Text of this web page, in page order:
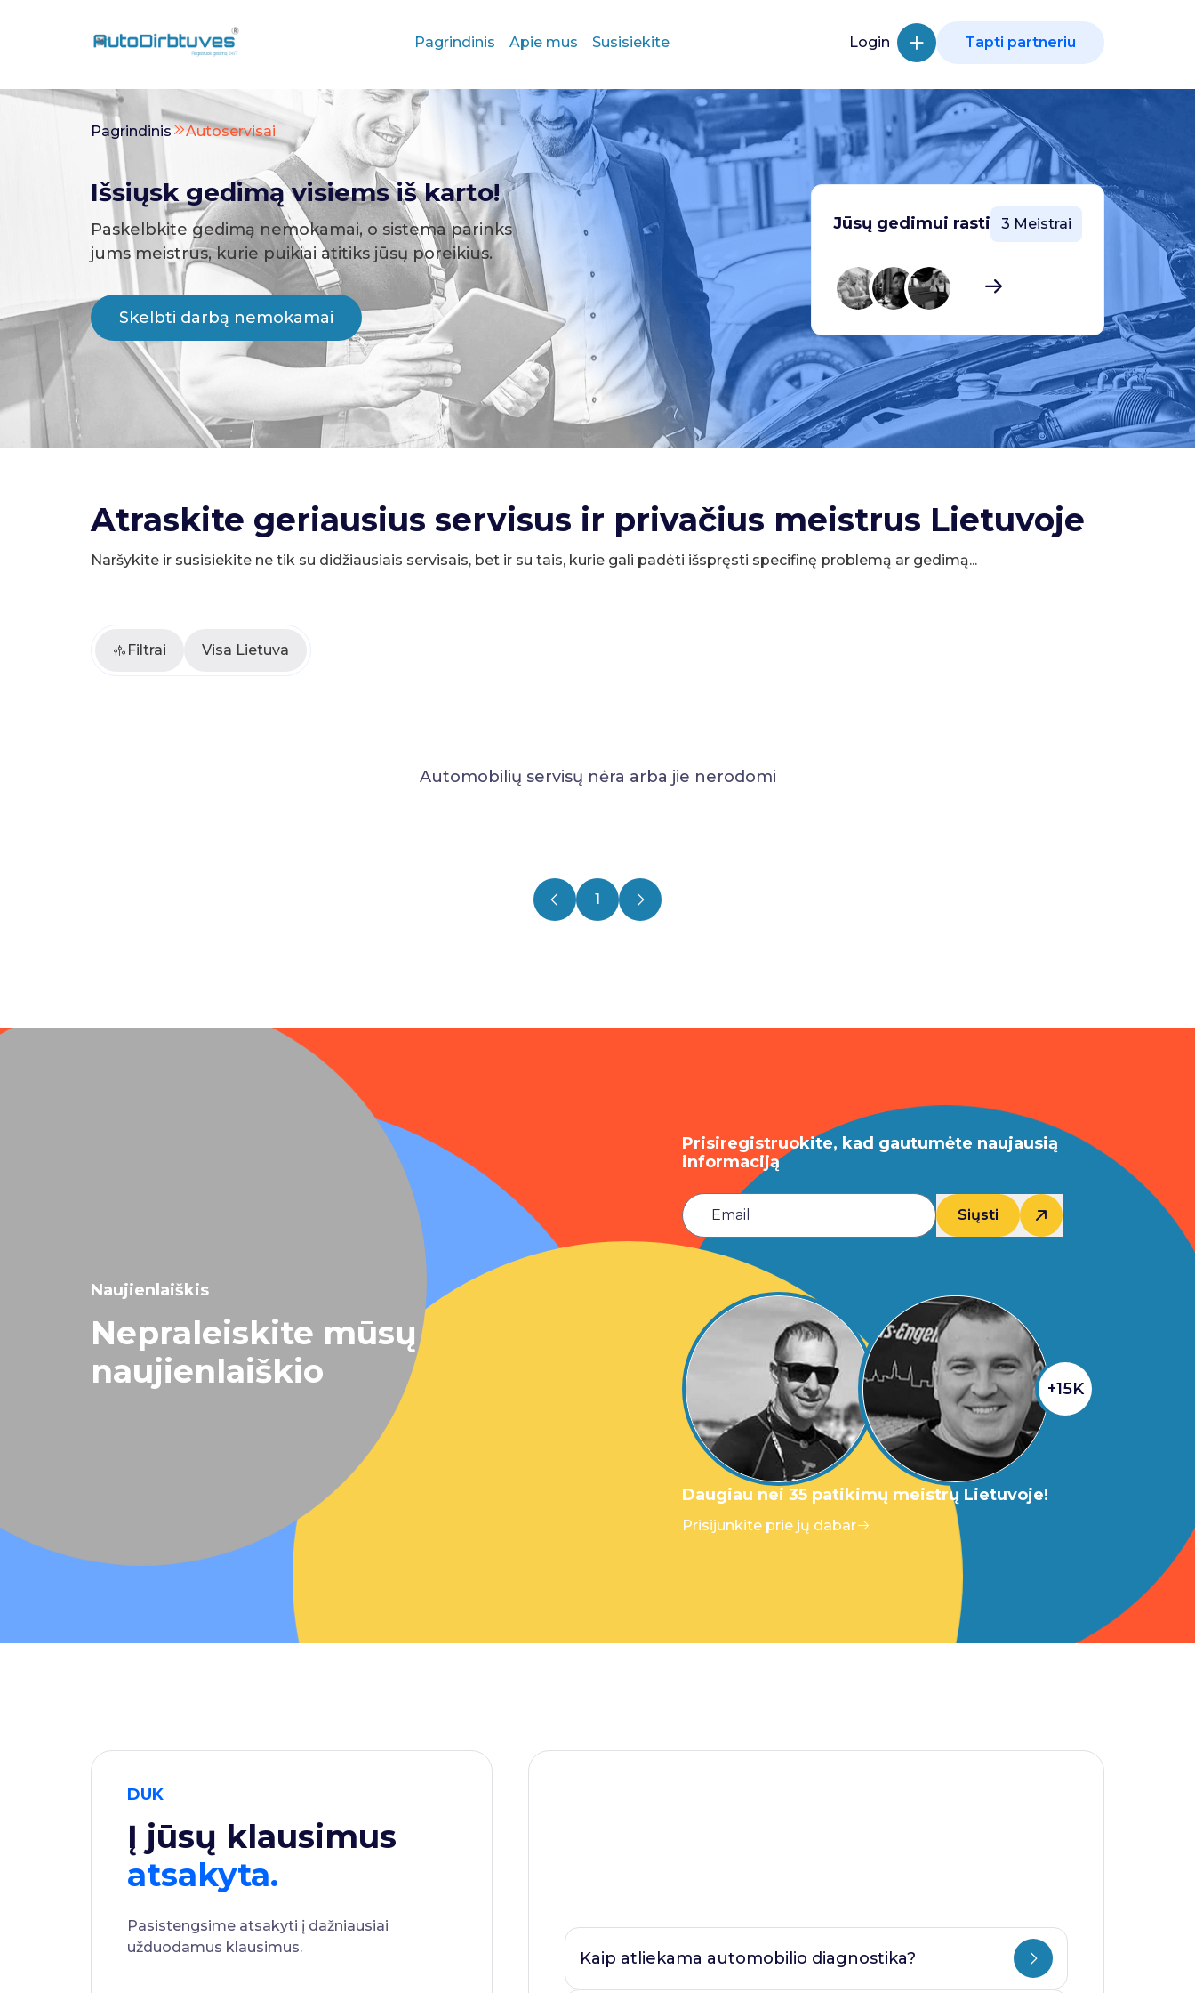
Pagrindinis Apie mus Susisiekite Login Tapti partneriu
Pagrindinis Autoservisai
Išsiųsk gedimą visiems iš karto!
Paskelbkite gedimą nemokamai, o sistema parinks
jums meistrus, kurie puikiai atitiks jūsų poreikius.
Skelbti darbą nemokamai
Jūsų gedimui rasti 3 Meistrai
Atraskite geriausius servisus ir privačius meistrus Lietuvoje
Naršykite ir susisiekite ne tik su didžiausiais servisais, bet ir su tais, kurie gali padėti išspręsti specifinę problemą ar gedimą...
Filtrai Visa Lietuva
Automobilių servisų nėra arba jie nerodomi
1
Naujienlaiškis
Nepraleiskite mūsų
naujienlaiškio
Prisiregistruokite, kad gautumėte naujausią
informaciją
Siųsti
+15K
Daugiau nei 35 patikimų meistrų Lietuvoje!
Prisijunkite prie jų dabar
DUK
Į jūsų klausimus
atsakyta.
Pasistengsime atsakyti į dažniausiai
užduodamus klausimus.
Kaip atliekama automobilio diagnostika?